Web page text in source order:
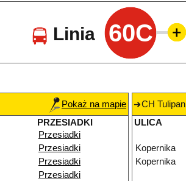
Linia 60C
Pokaż na mapie
PRZESIADKI
Przesiadki
Przesiadki
Przesiadki
Przesiadki
CH Tulipan
ULICA
Kopernika
Kopernika